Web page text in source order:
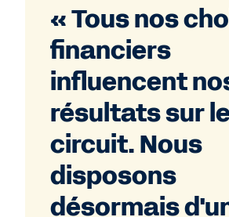
« Tous nos
financiers
influencent
résultats sur
circuit. Nous
disposons
désormais